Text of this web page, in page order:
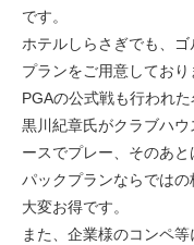
です。
ホテルしらさぎでも、
プランをご用意しており
PGAの公式戦も行われ
黒川紀章氏がクラブハ
ースでプレー、そのあと
パックプランならでは
大変お得です。
また、企業様のコンペ